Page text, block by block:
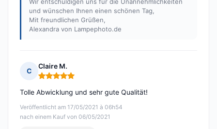
und wünschen Ihnen einen schönen Tag,
Mit freundlichen Grüßen,
Alexandra von Lampephoto.de
C
Claire M.
Hinweis: 5 von 5
Veröffentlicht am 17/05/2021 à 06h54
nach einem Kauf von 06/05/2021
Tolle Abwicklung und sehr gute Qualität!